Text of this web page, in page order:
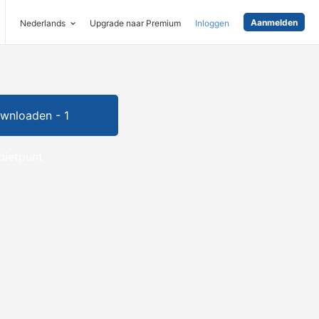
Nederlands Upgrade naar Premium Inloggen Aanmelden
- 1